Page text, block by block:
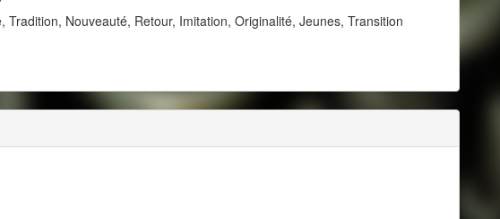
Tradition, Nouveauté, Retour, Imitation, Originalité, Jeunes, Transition